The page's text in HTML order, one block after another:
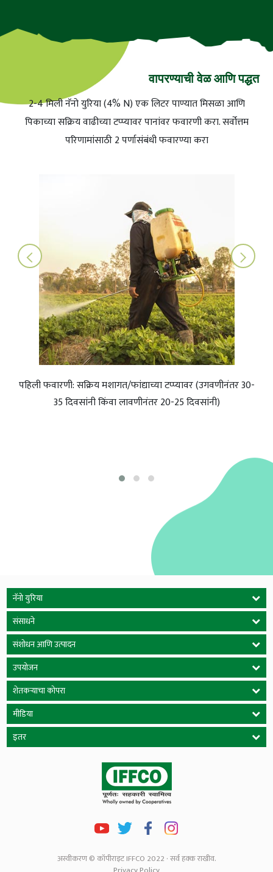
वापरण्याची वेळ आणि पद्धत
2-4 मिली नॅनो युरिया (4% N) एक लिटर पाण्यात मिसळा आणि
पिकाच्या सक्रिय वाढीच्या टप्प्यावर पानांवर फवारणी करा. सर्वोत्तम
परिणामांसाठी 2 पर्णासंबंधी फवारण्या करा
पहिली फवारणी: सक्रिय मशागत/फांद्याच्या टप्प्यावर (उगवणीनंतर 30-
35 दिवसांनी किंवा लावणीनंतर 20-25 दिवसांनी)
नॅनो युरिया
संसाधने
संशोधन आणि उत्पादन
उपयोजन
शेतकऱ्याचा कोपरा
मीडिया
इतर
अस्वीकरण © कॉपीराइट IFFCO 2022 · सर्व हक्क राखीव.